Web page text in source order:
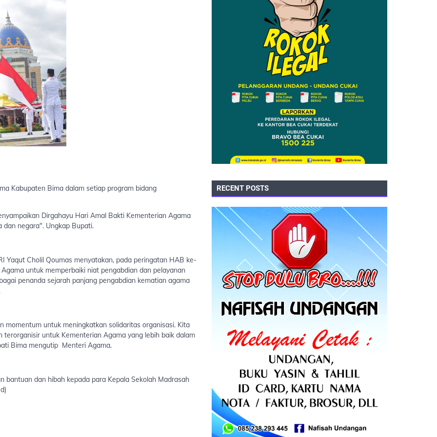
Kabupaten Bima dalam setiap program bidang
Dirgahayu Hari Amal Bakti Kementerian Agama
negara". Ungkap Bupati.
Yaqut Cholil Qoumas menyatakan, pada peringatan HAB ke-
untuk memperbaiki niat pengabdian dan pelayanan
penanda sejarah panjang pengabdian kematian agama
momentum untuk meningkatkan solidaritas organisasi. Kita
untuk Kementerian Agama yang lebih baik dalam
Bima mengutip Menteri Agama.
bantuan dan hibah kepada para Kepala Sekolah Madrasah
RECENT POSTS